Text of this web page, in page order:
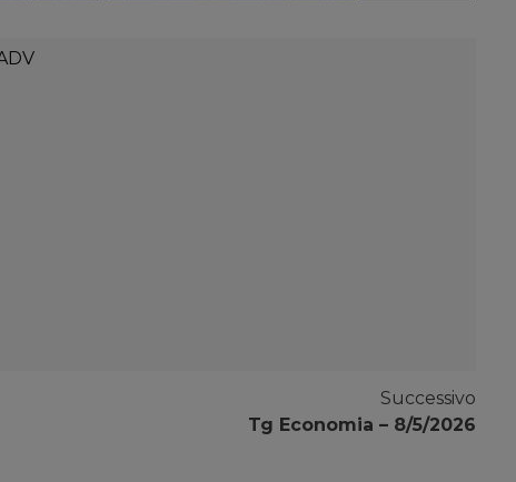
Successivo
Tg Economia – 8/5/2026